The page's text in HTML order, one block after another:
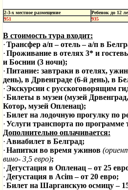
2-3-х местное размещение
Ребенок до 12
951
935
В стоимость тура входит:
·Трансфер а/п – отель – а/п в
·Проживание в отелях 3* и
и Боснии (3 ночи);
·Питание: завтраки в отелях,
день), в Дрвенграде (6-й день), в
· Экскурсии с русскоговорящим
·Билеты в музеи (музей
Котор, музей Опленац);
·Билет на лодочную прогулку по
·Услуги транспорта по программе
Дополнительно оплачивается:
· Авиабилет в Белград;
·Напитки во время ужинов
вино- 3,5 евро);
· Дегустация в Опленац – от 25
· Дегустация в Acim – от 20 евро;
·Билет на Шарганскую осмицу –